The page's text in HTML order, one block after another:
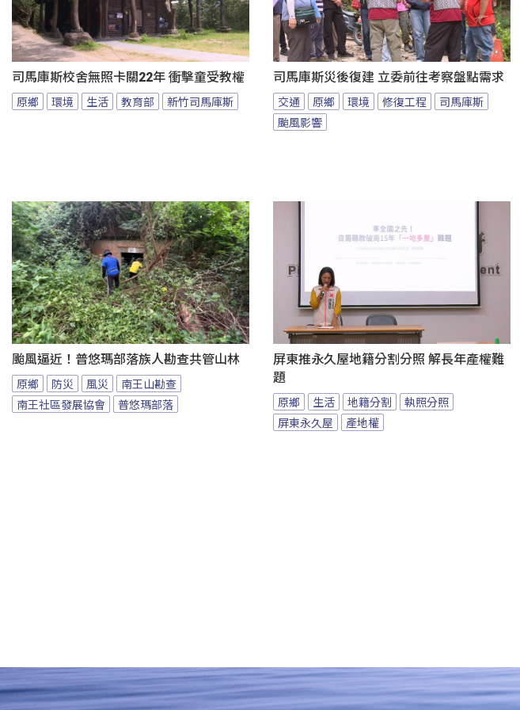
司馬庫斯校舍無照卡關22年 衝擊童受教權
原鄉 環境 生活 教育部 新竹司馬庫斯
司馬庫斯災後復建 立委前往考察盤點需求
交通 原鄉 環境 修復工程
司馬庫斯
颱風影響
颱風逼近！普悠瑪部落族人勘查共管山林
原鄉 防災 風災
南王山勘查
南王社區發展協會
普悠瑪部落
屏東推永久屋地籍分割分照 解長年產權難
題
原鄉 生活 地籍分割
執照分照
屏東永久屋
產地權